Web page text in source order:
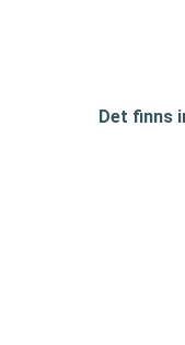
Det finns